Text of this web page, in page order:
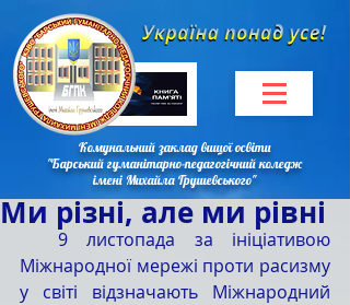
Комунальний заклад вищої освіти
"Барський гуманітарно-педагогічний коледж
імені Михайла Грушевського"
Ми різні, але ми рівні
Міжнародної мережі проти расизму
у світі відзначають Міжнародний